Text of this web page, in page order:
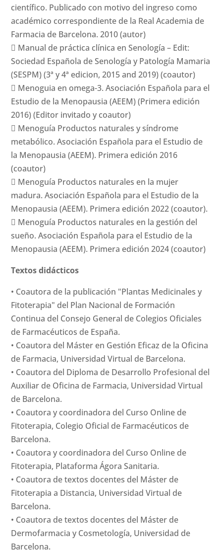
científico. Publicado con motivo del ingreso como
académico correspondiente de la Real Academia de
Farmacia de Barcelona. 2010 (autor)
 Manual de práctica clínica en Senología – Edit:
Sociedad Española de Senología y Patología Mamaria
(SESPM) (3ª y 4ª edicion, 2015 and 2019) (coautor)
 Menoguia en omega-3. Asociación Española para el
Estudio de la Menopausia (AEEM) (Primera edición
2016) (Editor invitado y coautor)
 Menoguía Productos naturales y síndrome
metabólico. Asociación Española para el Estudio de
la Menopausia (AEEM). Primera edición 2016
(coautor)
 Menoguía Productos naturales en la mujer
madura. Asociación Española para el Estudio de la
Menopausia (AEEM). Primera edición 2022 (coautor).
 Menoguía Productos naturales en la gestión del
sueño. Asociación Española para el Estudio de la
Menopausia (AEEM). Primera edición 2024 (coautor)
Textos didácticos
• Coautora de la publicación "Plantas Medicinales y
Fitoterapia" del Plan Nacional de Formación
Continua del Consejo General de Colegios Oficiales
de Farmacéuticos de España.
• Coautora del Máster en Gestión Eficaz de la Oficina
de Farmacia, Universidad Virtual de Barcelona.
• Coautora del Diploma de Desarrollo Profesional del
Auxiliar de Oficina de Farmacia, Universidad Virtual
de Barcelona.
• Coautora y coordinadora del Curso Online de
Fitoterapia, Colegio Oficial de Farmacéuticos de
Barcelona.
• Coautora y coordinadora del Curso Online de
Fitoterapia, Plataforma Ágora Sanitaria.
• Coautora de textos docentes del Máster de
Fitoterapia a Distancia, Universidad Virtual de
Barcelona.
• Coautora de textos docentes del Máster de
Dermofarmacia y Cosmetología, Universidad de
Barcelona.